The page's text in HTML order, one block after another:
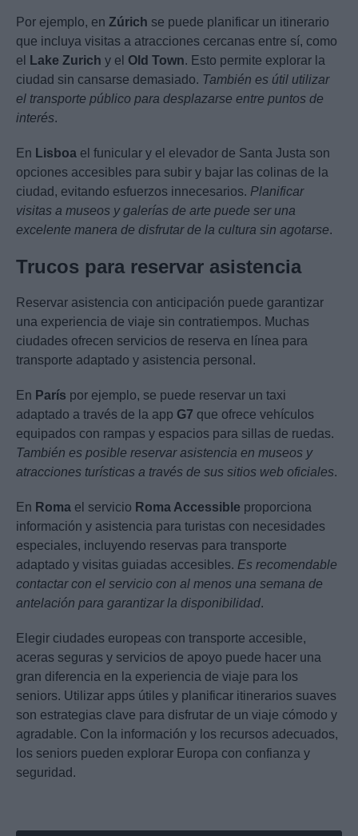
Por ejemplo, en Zúrich se puede planificar un itinerario
que incluya visitas a atracciones cercanas entre sí, como
el
Lake Zurich y el Old Town. Esto permite explorar la
ciudad sin cansarse demasiado. También es útil utilizar
el transporte público para desplazarse entre puntos de
interés.
En Lisboa el funicular y el elevador de Santa Justa son
opciones accesibles para subir y bajar las colinas de la
ciudad, evitando esfuerzos innecesarios. Planificar
visitas a museos y galerías de arte puede ser una
excelente manera de disfrutar de la cultura sin agotarse.
Trucos para reservar asistencia
Reservar asistencia con anticipación puede garantizar
una experiencia de viaje sin contratiempos. Muchas
ciudades ofrecen servicios de reserva en línea para
transporte adaptado y asistencia personal.
En París por ejemplo, se puede reservar un taxi
adaptado a través de la app G7 que ofrece vehículos
equipados con rampas y espacios para sillas de ruedas.
También es posible reservar asistencia en museos y
atracciones turísticas a través de sus sitios web oficiales.
En Roma el servicio Roma Accessible proporciona
información y asistencia para turistas con necesidades
especiales, incluyendo reservas para transporte
adaptado y visitas guiadas accesibles. Es recomendable
contactar con el servicio con al menos una semana de
antelación para garantizar la disponibilidad.
Elegir ciudades europeas con transporte accesible,
aceras seguras y servicios de apoyo puede hacer una
gran diferencia en la experiencia de viaje para los
seniors. Utilizar apps útiles y planificar itinerarios suaves
son estrategias clave para disfrutar de un viaje cómodo y
agradable. Con la información y los recursos adecuados,
los seniors pueden explorar Europa con confianza y
seguridad.